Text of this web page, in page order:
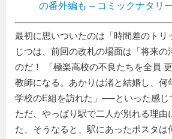
の番外編も – コミックナタリ
最初に思いついたのは「時間差のトリ
じつは、前回の改札の場面は「将来の
のだ！ 「極楽高校の不良たちを全員
教師になる。あかりは渚と結婚し、何
学校のE組を訪れた」──といった感じ
ただ、やっぱり駅で二人が別れる理由
た、そうなると、駅にあったポスタは